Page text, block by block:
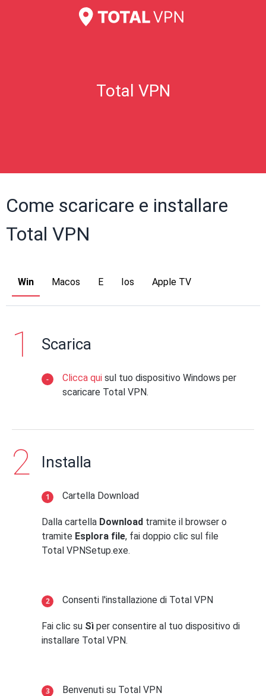
Total VPN
Come scaricare e installare
Total VPN
Win Macos E Ios Apple TV
Scarica
Clicca qui sul tuo dispositivo Windows per
scaricare Total VPN.
Installa
Cartella Download
Dalla cartella Download tramite il browser o
tramite Esplora file, fai doppio clic sul file
Total VPNSetup.exe.
Consenti l'installazione di Total VPN
Fai clic su Sì per consentire al tuo dispositivo di
installare Total VPN.
Benvenuti su Total VPN